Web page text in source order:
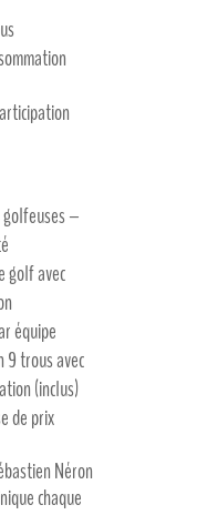
–
golf avec
équipe
9 trous avec
(inclus)
de prix
Néron
chaque